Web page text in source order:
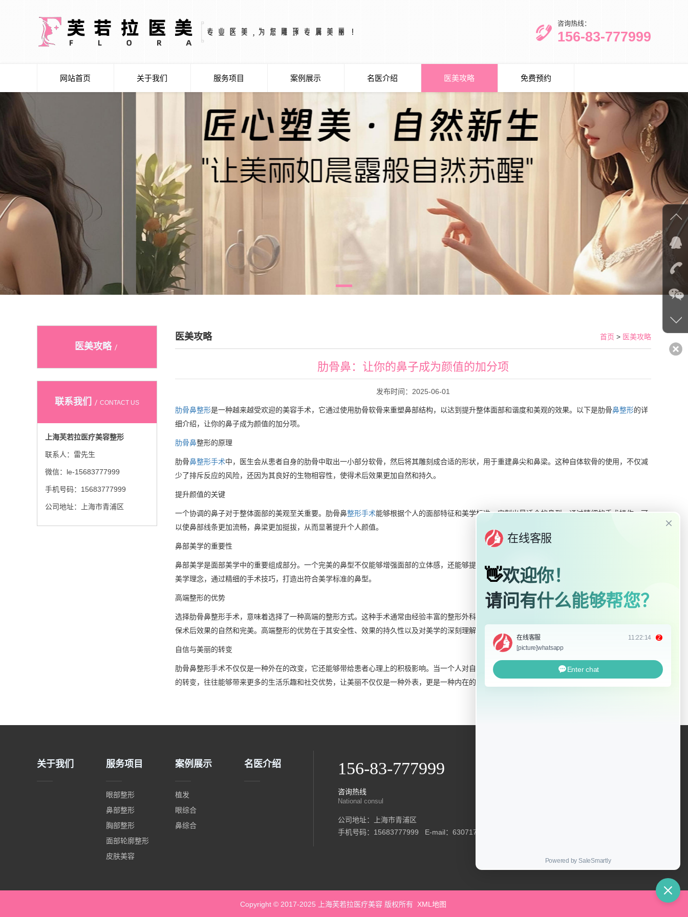
咨询热线：
156-83-777999
网站首页 关于我们 服务项目 案例展示 名医介绍 医美攻略 免费预约
医美攻略
联系我们 CONTACT US
上海芙若拉医疗美容整形
联系人：雷先生
微信：le-15683777999
手机号码：15683777999
公司地址：上海市青浦区
医美攻略 首页 > 医美攻略
肋骨鼻：让你的鼻子成为颜值的加分项
发布时间：2025-06-01
肋骨鼻整形是一种越来越受欢迎的美容手术，它通过使用肋骨软骨来重塑鼻部结构，以达到提升整体面部和谐度和美观的效果。以下是肋骨鼻整形的详
细介绍，让你的鼻子成为颜值的加分项。
肋骨鼻整形的原理
肋骨鼻整形手术中，医生会从患者自身的肋骨中取出一小部分软骨，然后将其雕刻成合适的形状，用于重建鼻尖和鼻梁。这种自体软骨的使用，不仅减
少了排斥反应的风险，还因为其良好的生物相容性，使得术后效果更加自然和持久。
提升颜值的关键
一个协调的鼻子对于整体面部的美观至关重要。肋骨鼻整形手术能够根据个人的面部特征和美学标准，定制出最适合的鼻型。通过精细的手术操作，可
以使鼻部线条更加流畅，鼻梁更加挺拔，从而显著提升个人颜值。
鼻部美学的重要性
鼻部美学是面部美学中的重要组成部分。一个完美的鼻型不仅能够增强面部的立体感，还能够提升整体的气质和魅力。肋骨鼻整形手术正是基于这样的
美学理念，通过精细的手术技巧，打造出符合美学标准的鼻型。
高端整形的优势
选择肋骨鼻整形手术，意味着选择了一种高端的整形方式。这种手术通常由经验丰富的整形外科医生执行，他们能够精确地把握手术的每一个细节，确
保术后效果的自然和完美。高端整形的优势在于其安全性、效果的持久性以及对美学的深刻理解。
自信与美丽的转变
肋骨鼻整形手术不仅仅是一种外在的改变，它还能够带给患者心理上的积极影响。当一个人对自己的外貌感到满意时，自信心也会随之增强。这种自信
的转变，往往能够带来更多的生活乐趣和社交优势，让美丽不仅仅是一种外表，更是一种内在的力量。
关于我们 服务项目
眼部整形
鼻部整形
胸部整形
面部轮廓整形
皮肤美容
案例展示
植发
眼综合
鼻综合
名医介绍 156-83-777999
咨询热线
National consul
公司地址：上海市青浦区
手机号码：15683777999 E-mail：63071794@qq.com
Copyright © 2017-2025 上海芙若拉医疗美容 版权所有 XML地图